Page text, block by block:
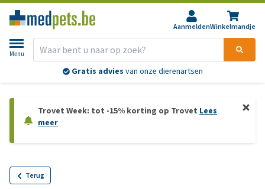
AanmeldenWinkelmandje
Menu
Gratis advies van onze dierenartsen
Trovet Week: tot -15% korting op Trovet Lees
meer
Terug